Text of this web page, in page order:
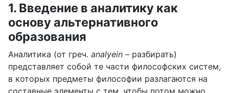
1. Введение в аналитику как
основу альтернативного
образования
Аналитика (от греч. analyein – разбирать)
представляет собой те части философских систем,
в которых предметы философии разлагаются на
составные элементы с тем, чтобы потом можно